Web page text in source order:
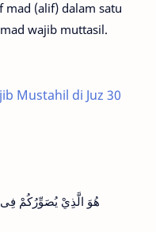
mad (alif) dalam satu
wajib muttasil.
Mustahil di Juz 30
هُوَ الَّذِيْ يُصَوِّرُكُمْ فِى